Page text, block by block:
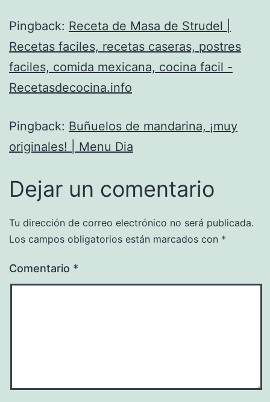
Pingback: Receta de Masa de Strudel |
Recetas faciles, recetas caseras, postres
faciles, comida mexicana, cocina facil -
Recetasdecocina.info
Pingback: Buñuelos de mandarina, ¡muy
originales! | Menu Dia
Dejar un comentario
Tu dirección de correo electrónico no será publicada.
Los campos obligatorios están marcados con *
Comentario *